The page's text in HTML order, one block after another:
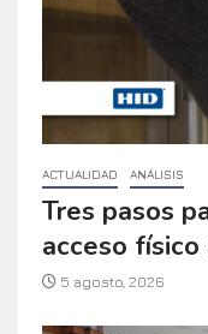
ACTUALIDAD ANÁLISIS
Tres pasos
acceso
5 agosto, 2026